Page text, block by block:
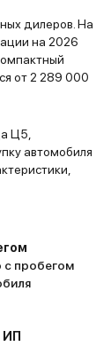
меня
решила ее
дилеров. На
на 2026
от 2 289 000
Ц5,
автомобиля
с пробегом
ИП